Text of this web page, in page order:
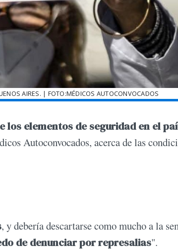
AIRES. | FOTO:MÉDICOS AUTOCONVOCADOS
elementos de seguridad en el
Autoconvocados, acerca de las
, y debería descartarse como mucho a la
de denunciar por represalias".